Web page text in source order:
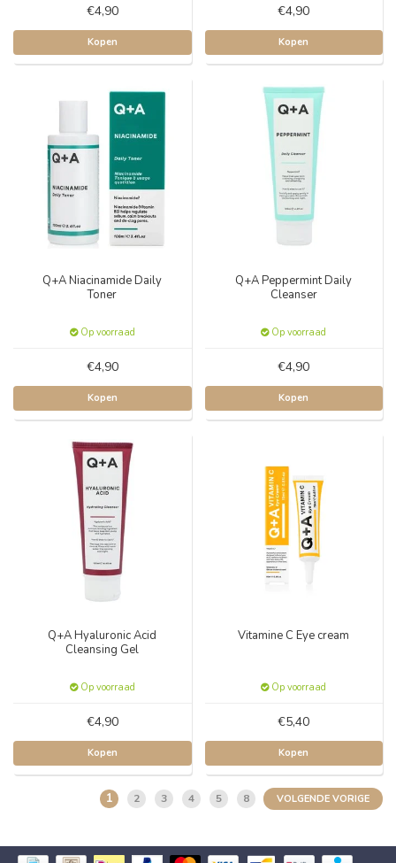
€4,90
Kopen
€4,90
Kopen
Q+A Niacinamide Daily
Toner
Op voorraad
€4,90
Kopen
Q+A Peppermint Daily
Cleanser
Op voorraad
€4,90
Kopen
Q+A Hyaluronic Acid
Cleansing Gel
Op voorraad
€4,90
Kopen
Vitamine C Eye cream
Op voorraad
€5,40
Kopen
1 2 3 4 5 8 VOLGENDE VORIGE